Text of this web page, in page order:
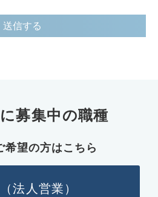
募集中の職種
希望の方はこちら
法人営業）